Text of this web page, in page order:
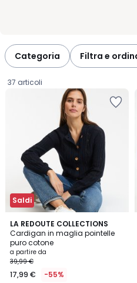
Categoria Filtra e
37 articoli
Saldi
LA REDOUTE COLLECTIONS
Cardigan in maglia pointelle
puro cotone
Prezzo
a
partire
a partire da
39,99 €
17,99 € -55%
4,5
/ 5
2
Colori